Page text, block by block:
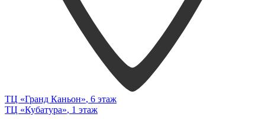
ТЦ «Гранд Каньон», 6 этаж
ТЦ «Кубатура», 1 этаж